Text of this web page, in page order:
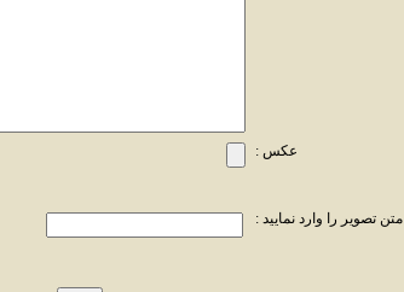
عکس :
متن تصویر را وارد نمایید :